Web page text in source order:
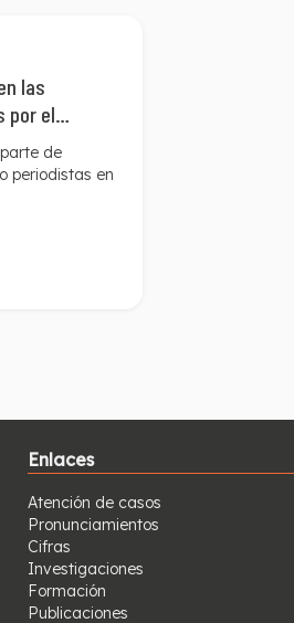
las
por el
de
periodistas en
Enlaces
Atención de casos
Pronunciamientos
Cifras
Investigaciones
Formación
Publicaciones